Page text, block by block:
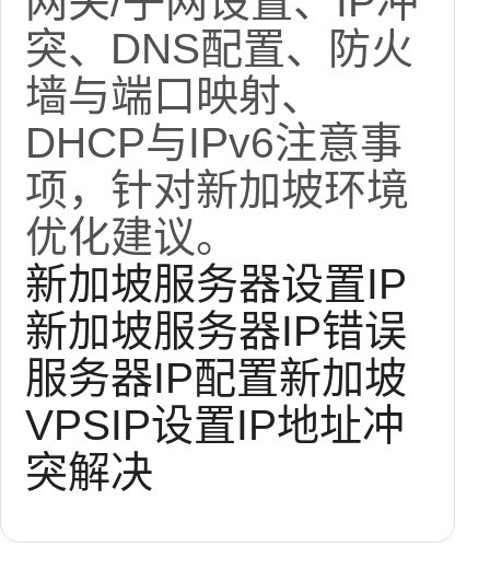
突、DNS配置、防火
墙与端口映射、
DHCP与IPv6注意事
项，针对新加坡环境
优化建议。
新加坡服务器设置IP
新加坡服务器IP错误
服务器IP配置新加坡
VPSIP设置IP地址冲
突解决